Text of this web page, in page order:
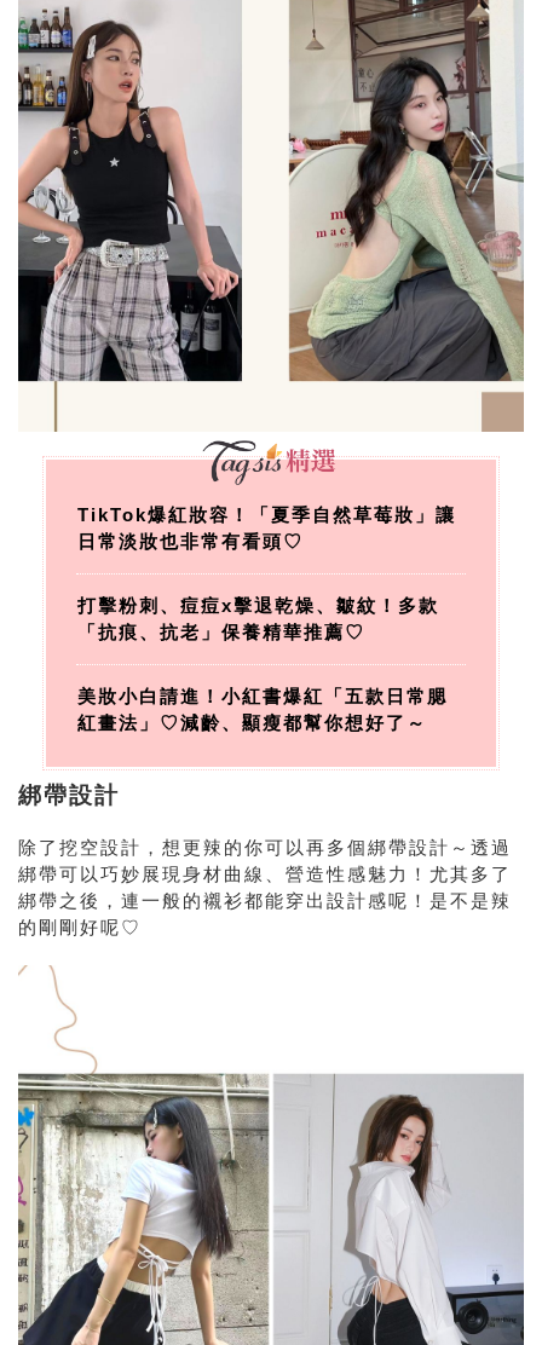
TikTok爆紅妝容！「夏季自然草莓妝」讓
日常淡妝也非常有看頭♡
打擊粉刺、痘痘x擊退乾燥、皺紋！多款
「抗痕、抗老」保養精華推薦♡
美妝小白請進！小紅書爆紅「五款日常腮
紅畫法」♡減齡、顯瘦都幫你想好了～
綁帶設計
除了挖空設計，想更辣的你可以再多個綁帶設計～透過
綁帶可以巧妙展現身材曲線、營造性感魅力！尤其多了
綁帶之後，連一般的襯衫都能穿出設計感呢！是不是辣
的剛剛好呢♡